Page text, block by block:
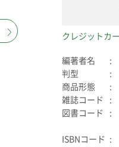
クレジットカ
編著者名
判型
商品形態
雑誌コード
図書コード
ISBNコード